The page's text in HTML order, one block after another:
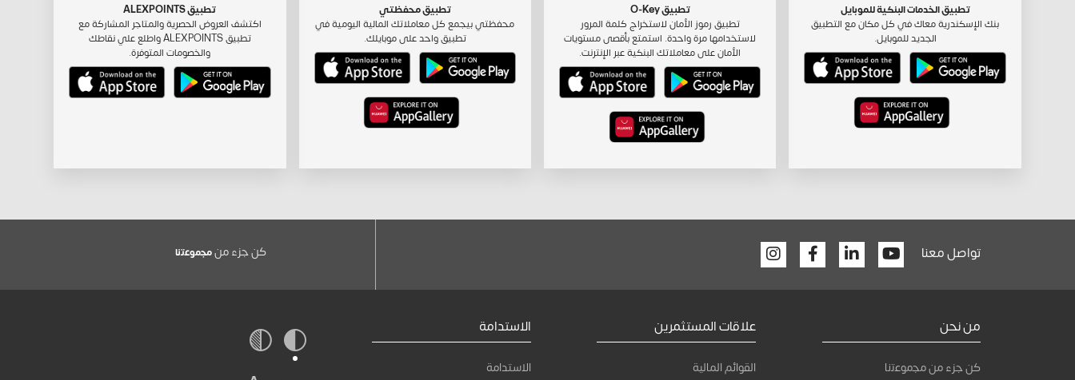
تطبيق الخدمات البنكية للموبايل
بنك الإسكندرية معاك في كل مكان مع التطبيق
الجديد للموبايل.
تطبيق O-Key
تطبيق رموز الأمان لاستخراج كلمة المرور
لاستخدامها مرة واحدة. استمتع بأقصى مستويات
الأمان على معاملاتك البنكية عبر الإنترنت.
تطبيق محفظتي
محفظتي بيجمع كل معاملاتك المالية اليومية في
تطبيق واحد على موبايلك.
تطبيق ALEXPOINTS
اكتشف العروض الحصرية والمتاجر المشاركة مع
تطبيق ALEXPOINTS واطلع علي نقاطك
والخصومات المتوفرة.
تواصل معنا Youtube
Linkedin
Facebook كن جزء منﻣﺟﻣوﻋﺗﻧﺎ
من نحن
كن جزء من ﻣﺟﻣوﻋﺗﻧﺎ
علاقات المستثمرين
القوائم المالية
الاستدامة
الاستدامة